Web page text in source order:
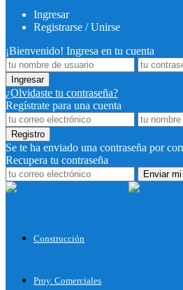
Ingresar
Registrarse / Unirse
¡Bienvenido! Ingresa en tu cuenta
¿Olvidaste tu contraseña?
Regístrate para una cuenta
Se te ha enviado una contraseña por
Recupera tu contraseña
Construcción
Proy. Comerciales